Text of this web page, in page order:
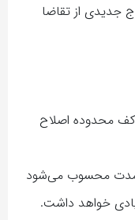
جدیدی از تقاضا
مهم و کف محدوده اصلاح
میان‌مدت محسوب می‌شود
خواهد داشت.